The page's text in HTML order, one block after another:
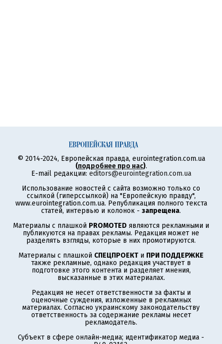
© 2014-2024, Европейская правда, eurointegration.com.ua
(подробнее про нас).
E-mail редакции: editors@eurointegration.com.ua
Использование новостей с сайта возможно только со
ссылкой (гиперссылкой) на "Европейскую правду",
www.eurointegration.com.ua. Републикация полного текста
статей, интервью и колонок - запрещена.
Материалы с плашкой PROMOTED являются рекламными и
публикуются на правах рекламы. Редакция может не
разделять взгляды, которые в них промотируются.
Материалы с плашкой СПЕЦПРОЕКТ и ПРИ ПОДДЕРЖКЕ
также рекламные, однако редакция участвует в
подготовке этого контента и разделяет мнения,
высказанные в этих материалах.
Редакция не несет ответственности за факты и
оценочные суждения, изложенные в рекламных
материалах. Согласно украинскому законодательству
ответственность за содержание рекламы несет
рекламодатель.
Субъект в сфере онлайн-медиа; идентификатор медиа -